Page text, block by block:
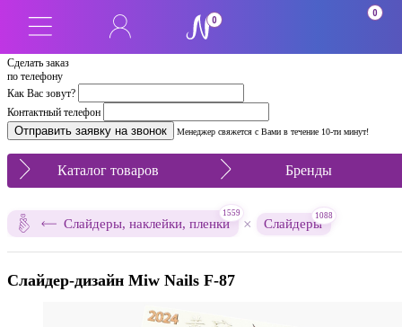
Сделать заказ
по телефону
Как Вас зовут?
Контактный телефон
Менеджер свяжется с Вами в течение 10-ти минут!
0
0
Каталог товаров Бренды
Слайдеры, наклейки, пленки
1559
× Слайдеры
1088
Слайдер-дизайн Miw Nails F-87